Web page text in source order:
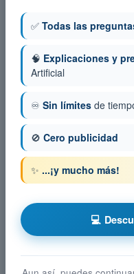
✅ Todas las
🧠 Explicaciones y
Artificial
♾️ Sin límites de
🚫 Cero publicidad
✨ ...¡y mucho más!
💻